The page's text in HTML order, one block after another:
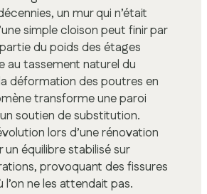
un mur qui n’était
simple cloison peut finir par
du poids des étages
au tassement naturel du
déformation des poutres en
transforme une paroi
soutien de substitution.
lors d’une rénovation
un équilibre stabilisé sur
provoquant des fissures
l’on ne les attendait pas.